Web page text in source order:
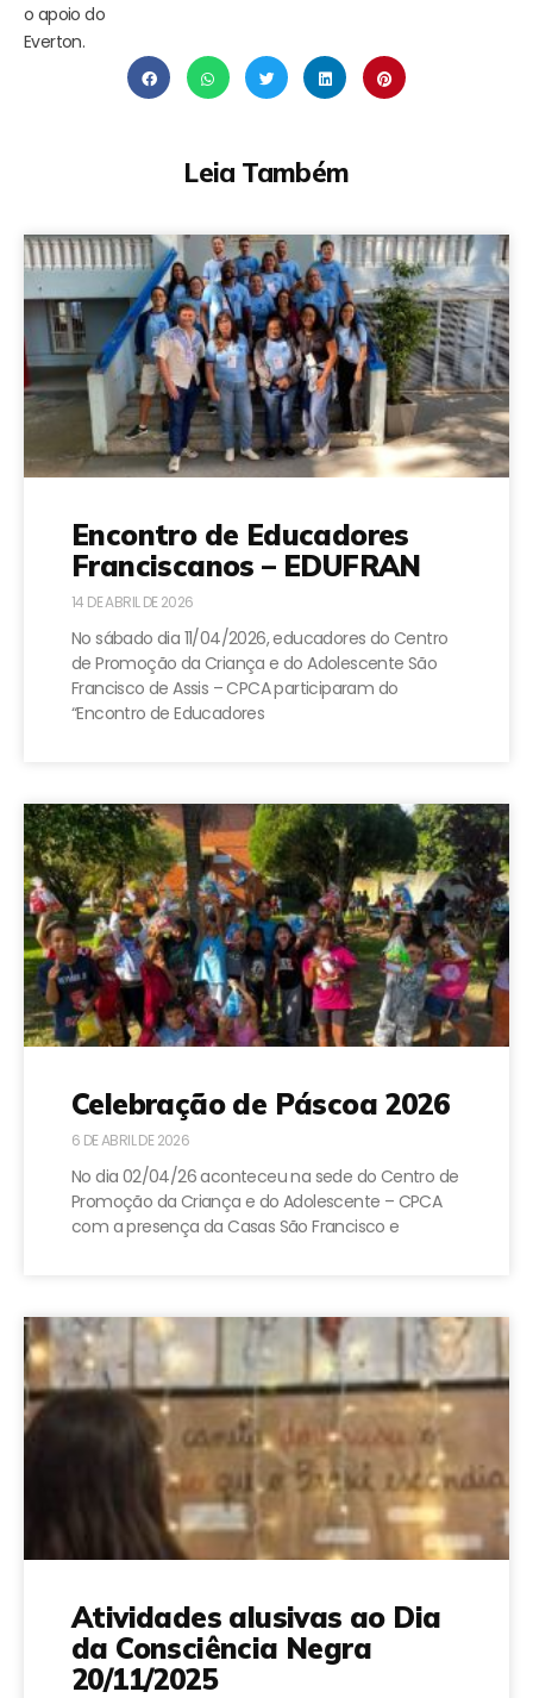
o apoio do
Everton.
Leia Também
Encontro de Educadores
Franciscanos – EDUFRAN
14 DE ABRIL DE 2026
No sábado dia 11/04/2026, educadores do Centro
de Promoção da Criança e do Adolescente São
Francisco de Assis – CPCA participaram do
“Encontro de Educadores
Celebração de Páscoa 2026
6 DE ABRIL DE 2026
No dia 02/04/26 aconteceu na sede do Centro de
Promoção da Criança e do Adolescente – CPCA
com a presença da Casas São Francisco e
Atividades alusivas ao Dia
da Consciência Negra
20/11/2025